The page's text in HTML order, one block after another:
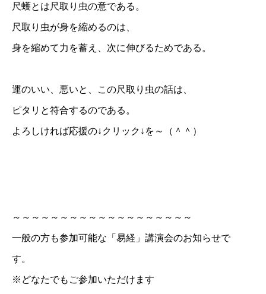
尺蠖とは尺取り虫の意である。
尺取り虫が身を縮めるのは、
身を縮めて力を蓄え、次に伸びるためである。
運のいい、悪いと、この尺取り虫の話は、
ピタリと符合するのである。
よろしければ応援の↓クリック↓を～（＾＾）
～～～～～～～～～～～～～～～～～～～
一般の方も参加可能な「易経」講演会のお知らせで
す。
※どなたでもご参加いただけます